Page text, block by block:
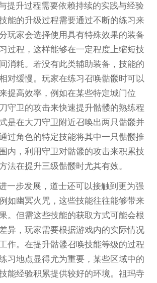
提升过程需要依赖持续的实践与经验
能的升级过程需要通过不断的练习来
玩家会选择使用具有特殊效果的装备
过程，这样能够在一定程度上缩短技
消耗。若没有此类辅助装备，技能的
对缓慢。玩家在练习召唤骷髅时可以
提高效率，例如在某些特定城门位
守卫的攻击来快速提升骷髅的熟练程
是在大刀守卫附近召唤出两只骷髅并
过角色的特定技能将其中一只骷髅推
内，利用守卫对骷髅的攻击来积累技
法在提升三级骷髅时尤其有效。
一步发展，道士还可以接触到更为强
如幽冥火咒，这些技能往往能够带来
。但需这些技能的获取方式可能会根
异，玩家需要根据游戏内的实际情况
作。在提升骷髅召唤技能等级的过程
习地点显得尤为重要，某些区域中的
能经验积累提供较好的环境。祖玛寺